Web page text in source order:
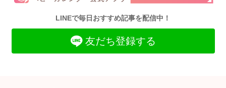
LINEで毎日おすすめ記事を配信中！
友だち登録する